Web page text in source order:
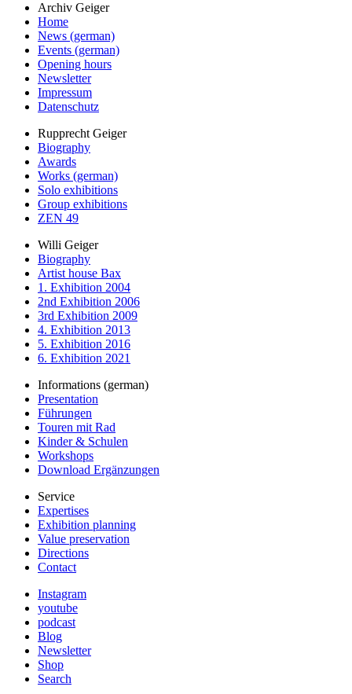
Archiv Geiger
Home
News (german)
Events (german)
Opening hours
Newsletter
Impressum
Datenschutz
Rupprecht Geiger
Biography
Awards
Works (german)
Solo exhibitions
Group exhibitions
ZEN 49
Willi Geiger
Biography
Artist house Bax
1. Exhibition 2004
2nd Exhibition 2006
3rd Exhibition 2009
4. Exhibition 2013
5. Exhibition 2016
6. Exhibition 2021
Informations (german)
Presentation
Führungen
Touren mit Rad
Kinder & Schulen
Workshops
Download Ergänzungen
Service
Expertises
Exhibition planning
Value preservation
Directions
Contact
Instagram
youtube
podcast
Blog
Newsletter
Shop
Search